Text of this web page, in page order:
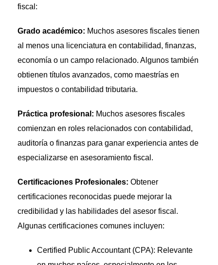
fiscal:
Grado académico: Muchos asesores fiscales tienen
al menos una licenciatura en contabilidad, finanzas,
economía o un campo relacionado. Algunos también
obtienen títulos avanzados, como maestrías en
impuestos o contabilidad tributaria.
Práctica profesional: Muchos asesores fiscales
comienzan en roles relacionados con contabilidad,
auditoría o finanzas para ganar experiencia antes de
especializarse en asesoramiento fiscal.
Certificaciones Profesionales: Obtener
certificaciones reconocidas puede mejorar la
credibilidad y las habilidades del asesor fiscal.
Algunas certificaciones comunes incluyen:
Certified Public Accountant (CPA): Relevante